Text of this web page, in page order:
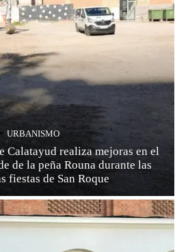
URBANISMO
Calatayud realiza mejoras en el
de la peña Rouna durante las
fiestas de San Roque